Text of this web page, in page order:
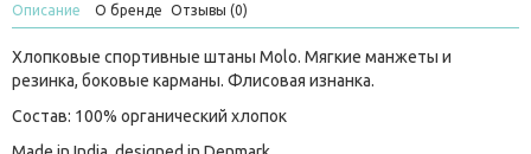
Описание О бренде Отзывы (0)
Хлопковые спортивные штаны Molo. Мягкие манжеты и
резинка, боковые карманы. Флисовая изнанка.
Состав: 100% органический хлопок